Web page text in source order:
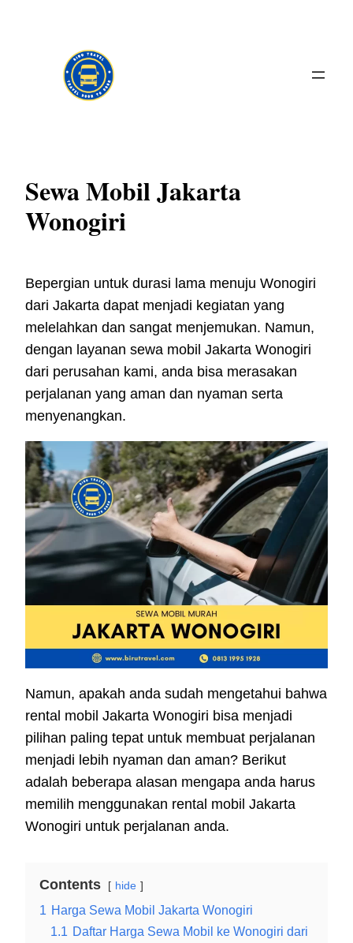
Sewa Mobil Jakarta
Wonogiri
Bepergian untuk durasi lama menuju Wonogiri
dari Jakarta dapat menjadi kegiatan yang
melelahkan dan sangat menjemukan. Namun,
dengan layanan sewa mobil Jakarta Wonogiri
dari perusahan kami, anda bisa merasakan
perjalanan yang aman dan nyaman serta
menyenangkan.
Namun, apakah anda sudah mengetahui bahwa
rental mobil Jakarta Wonogiri bisa menjadi
pilihan paling tepat untuk membuat perjalanan
menjadi lebih nyaman dan aman? Berikut
adalah beberapa alasan mengapa anda harus
memilih menggunakan rental mobil Jakarta
Wonogiri untuk perjalanan anda.
Contents hide
1 Harga Sewa Mobil Jakarta Wonogiri
1.1 Daftar Harga Sewa Mobil ke Wonogiri dari